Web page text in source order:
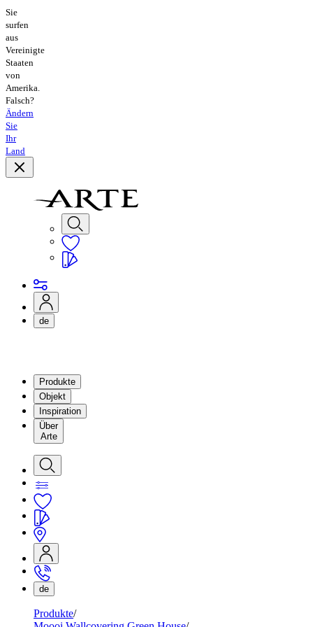
Sie
surfen
aus
Vereinigte
Staaten
von
Amerika.
Falsch?
Ändern
Sie
Ihr
Land
de
Produkte
Objekt
Inspiration
Über
Arte
de
Produkte